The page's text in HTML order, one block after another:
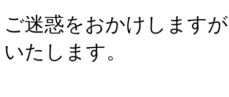
ご迷惑をおかけします
いたします。